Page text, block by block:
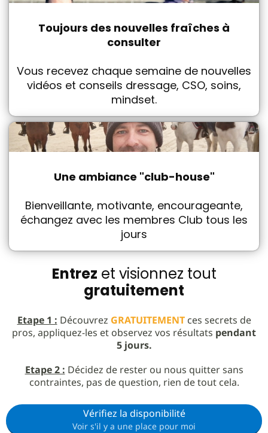
Toujours des nouvelles fraîches à
consulter
Vous recevez chaque semaine de nouvelles
vidéos et conseils dressage, CSO, soins,
mindset.
Une ambiance "club-house"
Bienveillante, motivante, encourageante,
échangez avec les membres Club tous les
jours
Entrez et visionnez tout
gratuitement
Etape 1 : Découvrez GRATUITEMENTces secrets de
pros, appliquez-les et observez vos résultats pendant
5 jours.
Etape 2 : Décidez de rester ou nous quitter sans
contraintes, pas de question, rien de tout cela.
Vérifiez la disponibilité
Voir s'il y a une place pour moi